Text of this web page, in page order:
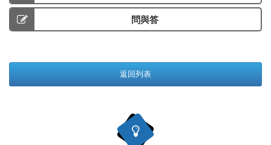
問與答
返回列表